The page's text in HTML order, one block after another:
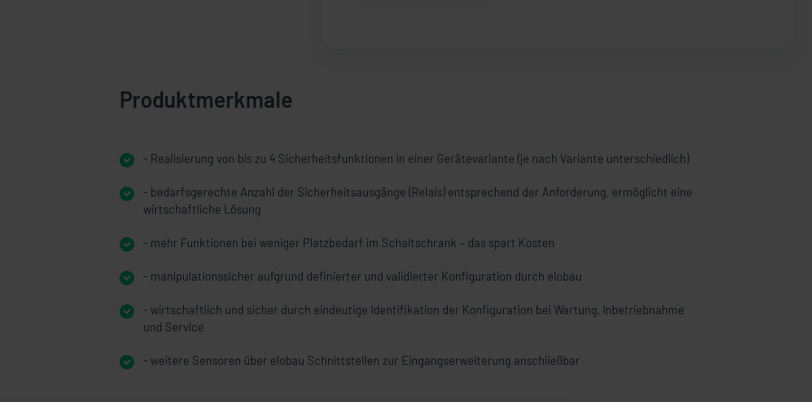
Produktmerkmale
- Realisierung von bis zu 4 Sicherheitsfunktionen in einer Gerätevariante (je nach Variante unterschiedlich)
- bedarfsgerechte Anzahl der Sicherheitsausgänge (Relais) entsprechend der Anforderung, ermöglicht eine
wirtschaftliche Lösung
- mehr Funktionen bei weniger Platzbedarf im Schaltschrank – das spart Kosten
- manipulationssicher aufgrund definierter und validierter Konfiguration durch elobau
- wirtschaftlich und sicher durch eindeutige Identifikation der Konfiguration bei Wartung, Inbetriebnahme
und Service
- weitere Sensoren über elobau Schnittstellen zur Eingangserweiterung anschließbar